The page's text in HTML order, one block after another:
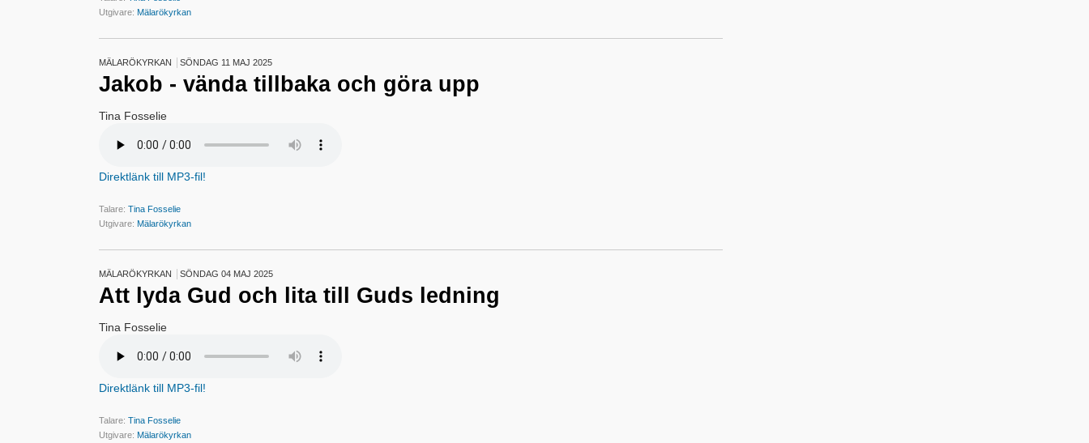
Utgivare: Mälarökyrkan
MÄLARÖKYRKAN SÖNDAG 11 MAJ 2025
Jakob - vända tillbaka och göra upp
Tina Fosselie
Direktlänk till MP3-fil!
Talare: Tina Fosselie
Utgivare: Mälarökyrkan
MÄLARÖKYRKAN SÖNDAG 04 MAJ 2025
Att lyda Gud och lita till Guds ledning
Tina Fosselie
Direktlänk till MP3-fil!
Talare: Tina Fosselie
Utgivare: Mälarökyrkan